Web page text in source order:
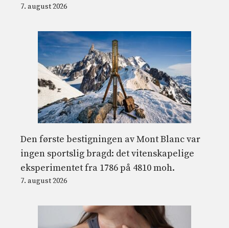
7. august 2026
Den første bestigningen av Mont Blanc var
ingen sportslig bragd: det vitenskapelige
eksperimentet fra 1786 på 4810 moh.
7. august 2026